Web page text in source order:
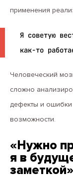
применения
Я советую
как-то
Человеческий
сложно
дефекты и ошибки
возможности.
«Нужно
я в
заметкой»